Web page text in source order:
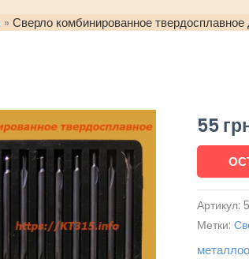
Сверло комбинированное
55
Артикул:
Метки: